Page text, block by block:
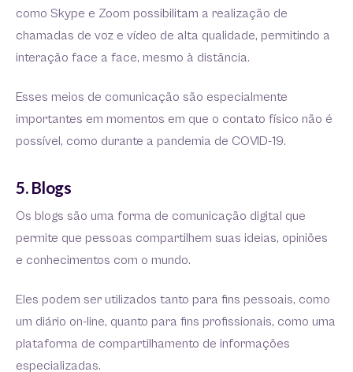
como Skype e Zoom possibilitam a realização de
chamadas de voz e vídeo de alta qualidade, permitindo a
interação face a face, mesmo à distância.
Esses meios de comunicação são especialmente
importantes em momentos em que o contato físico não é
possível, como durante a pandemia de COVID-19.
5. Blogs
Os blogs são uma forma de comunicação digital que
permite que pessoas compartilhem suas ideias, opiniões
e conhecimentos com o mundo.
Eles podem ser utilizados tanto para fins pessoais, como
um diário on-line, quanto para fins profissionais, como uma
plataforma de compartilhamento de informações
especializadas.